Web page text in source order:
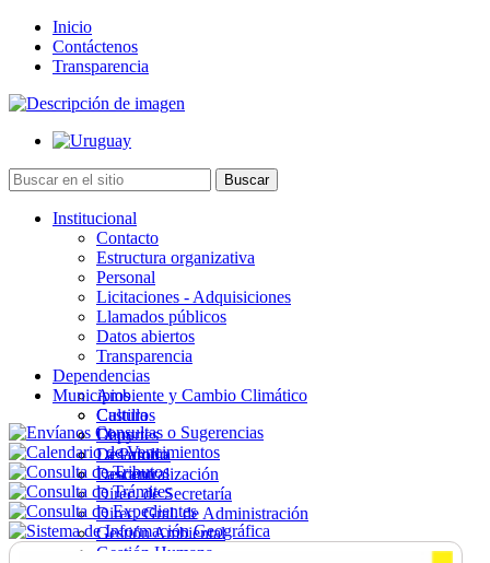
Inicio
Contáctenos
Transparencia
Institucional
Contacto
Estructura organizativa
Personal
Licitaciones - Adquisiciones
Llamados públicos
Datos abiertos
Transparencia
Dependencias
Ambiente y Cambio Climático
Cultura
Deportes
Desarrollo
Descentralización
Direc. de Secretaría
Direc. Gral. de Administración
Gestión Ambiental
Gestión Humana
Municipios
Castillos
Chuy
La Paloma
Lascano